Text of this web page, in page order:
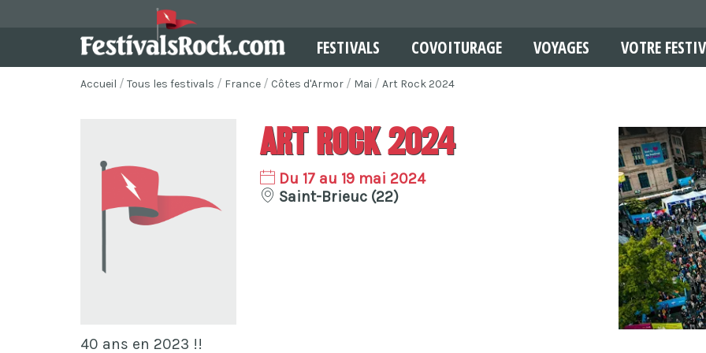
FESTIVALS COVOITURAGE VOYAGES VOTRE
Accueil Tous les festivals France Côtes d'Armor Mai Art Rock 2024
Art Rock 2024
Du 17 au 19 mai 2024
Saint-Brieuc (22)
40 ans en 2023 !!